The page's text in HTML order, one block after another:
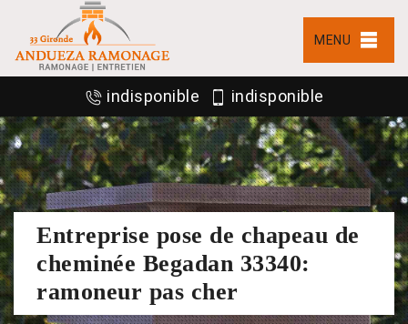
MENU
indisponible indisponible
Entreprise pose de chapeau de
cheminée Begadan 33340:
ramoneur pas cher